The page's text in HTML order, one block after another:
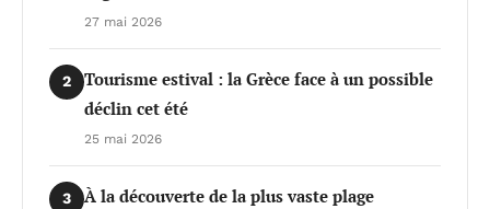
27 mai 2026
2
Tourisme estival : la Grèce face à un possible
déclin cet été
25 mai 2026
3
À la découverte de la plus vaste plage